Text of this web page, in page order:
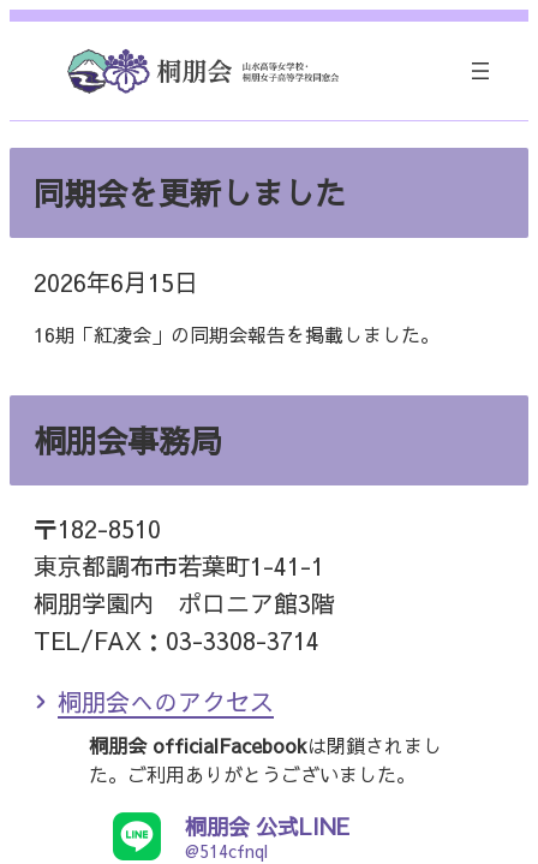
内
桐朋会事務局
〒182-8510
東京都調布市若葉町1-41-1
桐朋学園内 ポロニア館3階
TEL/FAX：03-3308-3714
桐朋会へのアクセス
桐朋会 officialFacebookは閉鎖されまし
た。ご利用ありがとうございました。
桐朋会 公式LINE
@514cfnql
同期会を更新しました
2026年6月15日
16期「紅凌会」の同期会報告を掲載しました。